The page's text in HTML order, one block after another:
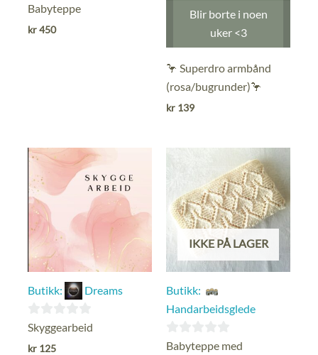
0
ut
Babyteppe
kr450
Blir borte i noen
uker <3
🦩 Superdro armbånd
(rosa/bugrunder)🦩
kr 139
Butikk: Dreams
0
ut
Skyggearbeid
kr 125
IKKE PÅ LAGER
Butikk:
Handarbeidsglede
0
Babyteppe med